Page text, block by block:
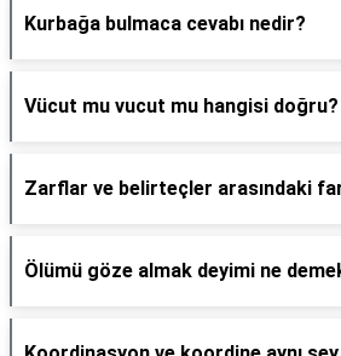
Kurbağa bulmaca cevabı nedir?
Vücut mu vucut mu hangisi doğru?
Zarflar ve belirteçler arasındaki
Ölümü göze almak deyimi ne